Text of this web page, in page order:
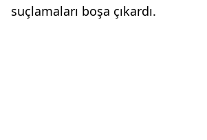
suçlamaları boşa çıkardı.